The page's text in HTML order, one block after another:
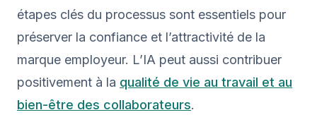
étapes clés du processus sont essentiels pour
préserver la confiance et l’attractivité de la
marque employeur. L’IA peut aussi contribuer
positivement à la qualité de vie au travail et au
bien-être des collaborateurs.